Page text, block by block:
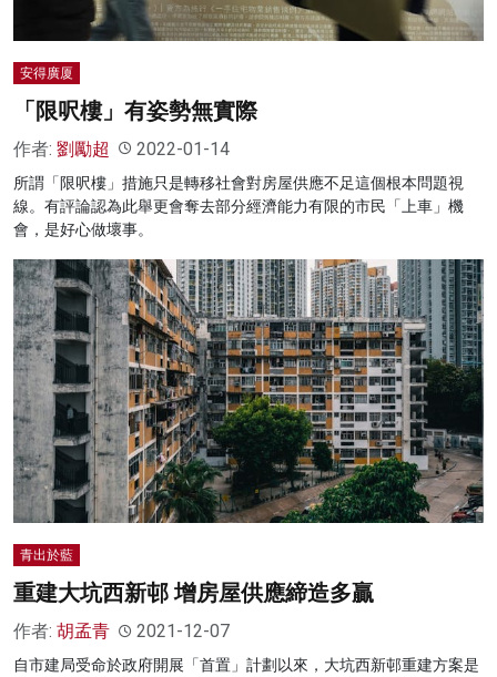
安得廣厦
「限呎樓」有姿勢無實際
作者: 劉勵超 2022-01-14
所謂「限呎樓」措施只是轉移社會對房屋供應不足這個根本問題視
線。有評論認為此舉更會奪去部分經濟能力有限的市民「上車」機
會，是好心做壞事。
青出於藍
重建大坑西新邨 增房屋供應締造多贏
作者: 胡孟青 2021-12-07
自市建局受命於政府開展「首置」計劃以來，大坑西新邨重建方案是